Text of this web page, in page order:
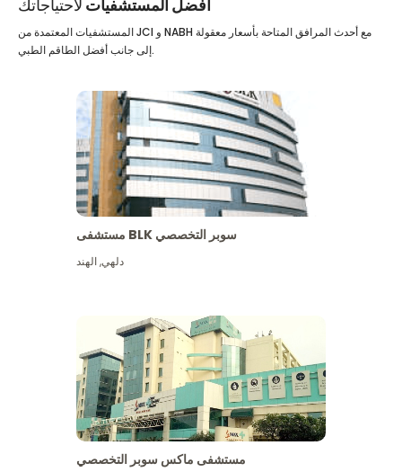
أفضل المستشفيات لاحتياجاتك
المستشفيات المعتمدة من JCI و NABH مع أحدث المرافق المتاحة بأسعار معقولة
إلى جانب أفضل الطاقم الطبي.
مستشفى BLK سوبر التخصصي
دلهي,الهند
مستشفى ماكس سوبر التخصصي